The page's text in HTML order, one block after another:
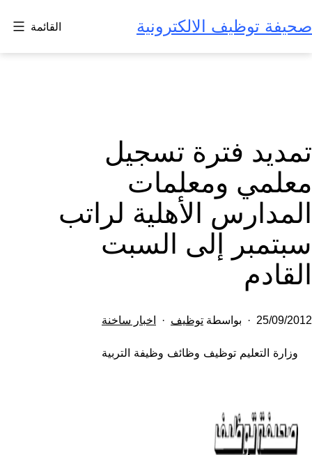
إلى
المحتوى
صحيفة توظيف الالكترونية القائمة
تمديد فترة تسجيل
معلمي ومعلمات
المدارس الأهلية لراتب
سبتمبر إلى السبت
القادم
تم
في
25/09/2012 بواسطة توظيف
مصنف
اخبار ساخنة
وزارة التعليم توظيف وظائف وظيفة التربية